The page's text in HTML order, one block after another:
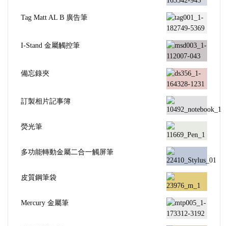
Tag Matt AL B 廣告筆
I-Stand 金屬觸控筆
備忘錄夾
訂製相片記事簿
熒光筆
多功能轉動金屬二合一觸屏筆
皮質鋼筆袋
Mercury 金屬筆